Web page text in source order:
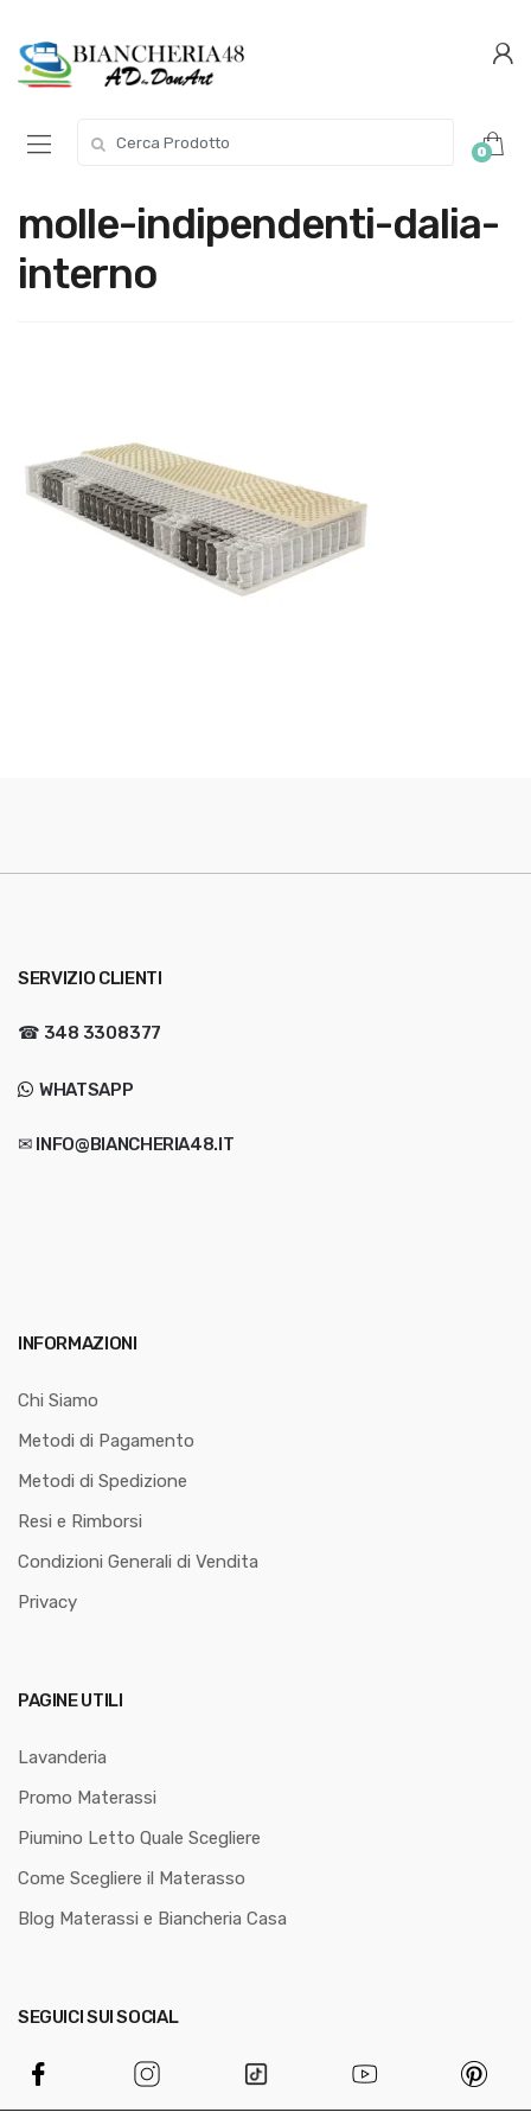
navigazione
questo
step
0
molle-indipendenti-dalia-
interno
SERVIZIO CLIENTI
☎ 348 3308377
WHATSAPP
✉ INFO@BIANCHERIA48.IT
INFORMAZIONI
Chi Siamo
Metodi di Pagamento
Metodi di Spedizione
Resi e Rimborsi
Condizioni Generali di Vendita
Privacy
PAGINE UTILI
Lavanderia
Promo Materassi
Piumino Letto Quale Scegliere
Come Scegliere il Materasso
Blog Materassi e Biancheria Casa
SEGUICI SUI SOCIAL